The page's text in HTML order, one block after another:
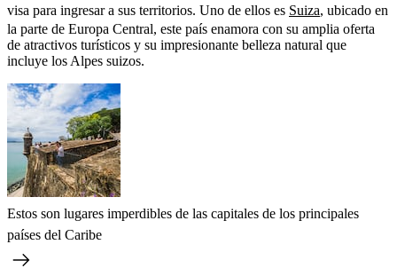
visa para ingresar a sus territorios. Uno de ellos es Suiza, ubicado en
la parte de Europa Central, este país enamora con su amplia oferta
de atractivos turísticos y su impresionante belleza natural que
incluye los Alpes suizos.
Estos son lugares imperdibles de las capitales de los principales
países del Caribe